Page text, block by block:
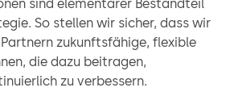
sind elementarer Bestandteil
So stellen wir sicher, dass wir
zukunftsfähige, flexible
die dazu beitragen,
zu verbessern.